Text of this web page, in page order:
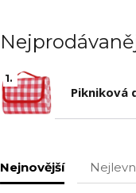
1.
Pikniková
Nejnovější